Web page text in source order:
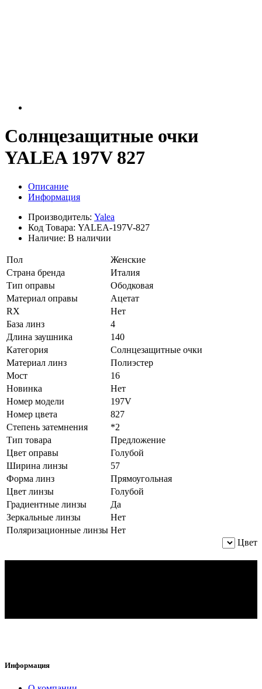
Солнцезащитные очки
YALEA 197V 827
Описание
Информация
Производитель: Yalea
Код Товара: YALEA-197V-827
Наличие: В наличии
Пол
Женские
Страна бренда
Италия
Тип оправы
Ободковая
Материал оправы
Ацетат
RX
Нет
База линз
4
Длина заушника
140
Категория
Солнцезащитные очки
Материал линз
Полиэстер
Мост
16
Новинка
Нет
Номер модели
197V
Номер цвета
827
Степень затемнения
*2
Тип товара
Предложение
Цвет оправы
Голубой
Ширина линзы
57
Форма линз
Прямоугольная
Цвет линзы
Голубой
Градиентные линзы
Да
Зеркальные линзы
Нет
Поляризационные линзы Нет
Цвет
Информация